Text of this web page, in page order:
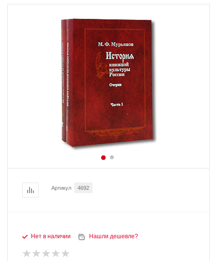
Артикул 4692
Нет в наличии Нашли дешевле?